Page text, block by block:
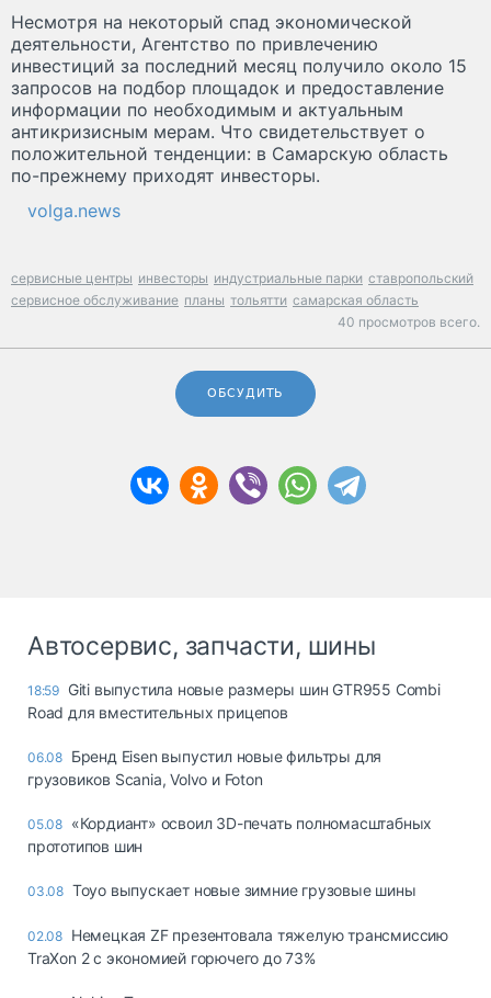
Несмотря на некоторый спад экономической
деятельности, Агентство по привлечению
инвестиций за последний месяц получило около 15
запросов на подбор площадок и предоставление
информации по необходимым и актуальным
антикризисным мерам. Что свидетельствует о
положительной тенденции: в Самарскую область
по-прежнему приходят инвесторы.
volga.news
сервисные центры инвесторы индустриальные парки ставропольский
сервисное обслуживание планы тольятти самарская область
40 просмотров всего.
ОБСУДИТЬ
Автосервис, запчасти, шины
18:59 Giti выпустила новые размеры шин GTR955 Combi
Road для вместительных прицепов
06.08 Бренд Eisen выпустил новые фильтры для
грузовиков Scania, Volvo и Foton
05.08 «Кордиант» освоил 3D-печать полномасштабных
прототипов шин
03.08 Toyo выпускает новые зимние грузовые шины
02.08 Немецкая ZF презентовала тяжелую трансмиссию
TraXon 2 с экономией горючего до 73%